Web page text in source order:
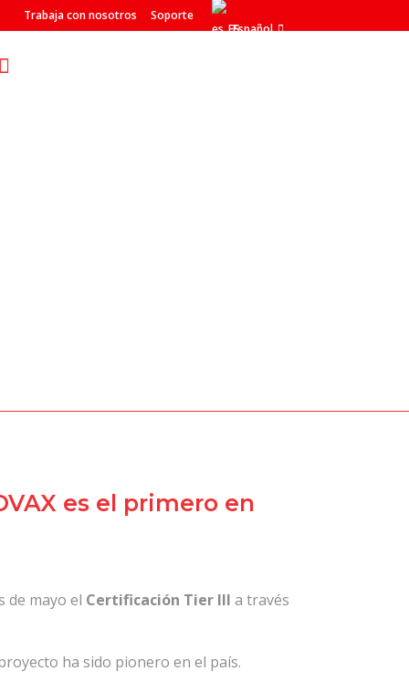
Trabaja con nosotros
Soporte
Español
es el primero en
de mayo el Certificación Tier III a través
ha sido pionero en el país.